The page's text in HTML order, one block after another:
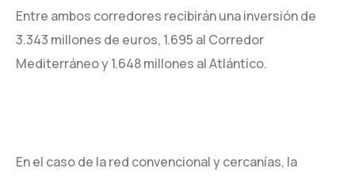
Entre ambos corredores recibirán una inversión de
3.343 millones de euros, 1.695 al Corredor
Mediterráneo y 1.648 millones al Atlántico.
En el caso de la red convencional y cercanías, la